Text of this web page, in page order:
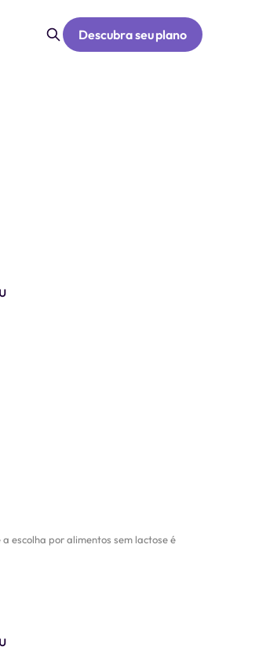
Descubra seu plano
escolha por alimentos sem lactose é